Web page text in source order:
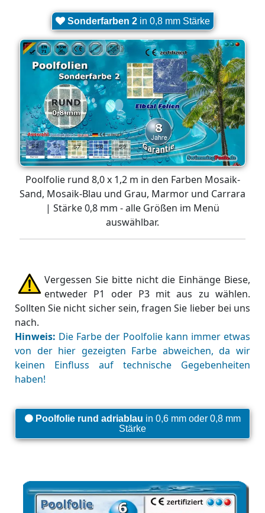
Sonderfarben 2in 0,8 mm Stärke
Poolfolie rund 8,0 x 1,2 m in den Farben Mosaik-
Sand, Mosaik-Blau und Grau, Marmor und Carrara
| Stärke 0,8 mm - alle Größen im Menü
auswählbar.
Vergessen Sie bitte nicht die Einhänge Biese,
entweder P1 oder P3 mit aus zu wählen.
Sollten Sie nicht sicher sein, fragen Sie lieber bei uns
nach.
Hinweis: Die Farbe der Poolfolie kann immer etwas
von der hier gezeigten Farbe abweichen, da wir
keinen Einfluss auf technische Gegebenheiten
haben!
Poolfolie rund adriablau in 0,6 mm oder 0,8 mm
Stärke